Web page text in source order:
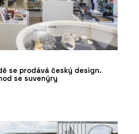
se prodává český design.
se suvenýry